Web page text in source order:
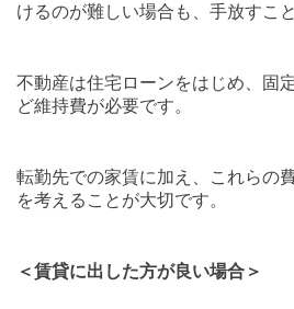
けるのが難しい場合も、手放すこ
不動産は住宅ローンをはじめ、固
ど維持費が必要です。
転勤先での家賃に加え、これらの
を考えることが大切です。
＜賃貸に出した方が良い場合＞